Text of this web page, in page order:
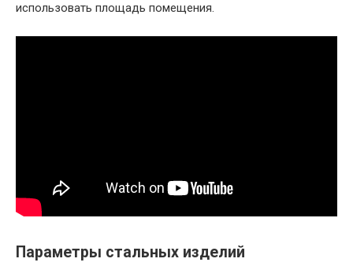
использовать площадь помещения.
Параметры стальных изделий